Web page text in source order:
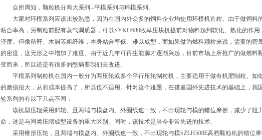
众所周知，颗粒机分两大系列--平模系列与环模系列。
大家对环模系列应该比较熟悉，因为在国内外众多的饲料企业均使用环模机造粒。由于做饲料
粘合率高，另制粒前配有蒸气调质器，可以SYKH680牧草压块机提前对物料起到软化、熟化的作
泽度。但像秸秆、木屑等粗纤维，本身粘合率低、难以成型，而如果做为燃料颗粒来说，需要的密
的密度，这无形之中增加了难度。由于近几年可再生能源才逐渐兴起，目前市场上所推广的做燃料
变而来，所以还是有很多的憋病要我们去改进。
平模系列制粒机在国内一般分为两压轮或多个平行压轮制粒机，主要适用于做有机肥制粒。如
的磨损很大，从而成本提高了，所以也不适用。针对这个难题，在借鉴国外先进技术的基础上，我
轮系列的有以下几点不同：
该机型压辊采用斜轮。且两端与模盘内、外圈线速一致，不出现轮与模的错位摩擦，减少了阻
命，这是与同类压缩成型设备的重大区别。同时，该技术是当今非常先进的技术。
采用锥形压轮，且两端与模盘内、外圈线速一致，不出现轮与模SZLH508E高档颗粒机的错位